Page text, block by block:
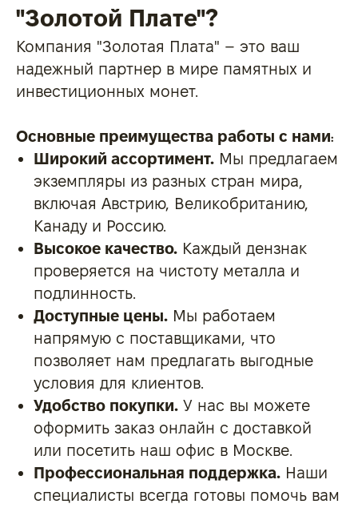
"Золотой Плате"?
Компания "Золотая Плата" – это ваш
надежный партнер в мире памятных и
инвестиционных монет.
Основные преимущества работы с нами:
Широкий ассортимент. Мы предлагаем
экземпляры из разных стран мира,
включая Австрию, Великобританию,
Канаду и Россию.
Высокое качество. Каждый дензнак
проверяется на чистоту металла и
подлинность.
Доступные цены. Мы работаем
напрямую с поставщиками, что
позволяет нам предлагать выгодные
условия для клиентов.
Удобство покупки. У нас вы можете
оформить заказ онлайн с доставкой
или посетить наш офис в Москве.
Профессиональная поддержка. Наши
специалисты всегда готовы помочь вам